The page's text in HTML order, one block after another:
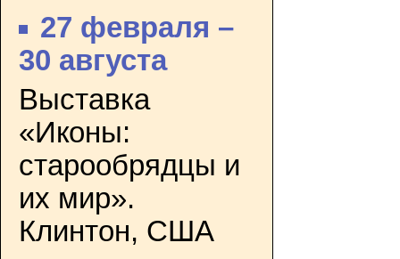
27 февраля –
30 августа
Выставка
«Иконы:
старообрядцы и
их мир».
Клинтон, США